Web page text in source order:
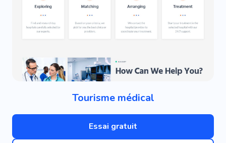
Tourisme médical
Essai gratuit